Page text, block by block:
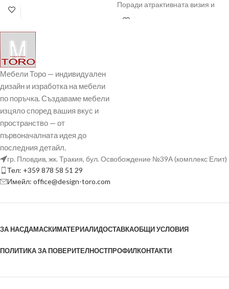
хромирано
Поради атрактивната визия и
Мебели Торо — индивидуален
дизайн и изработка на мебели
по поръчка. Създаваме мебели
изцяло според вашия вкус и
пространство — от
първоначалната идея до
последния детайл.
гр. Пловдив, жк. Тракия, бул. Освобождение №39А (комплекс Елит)
Тел: +359 878 58 51 29
Имейл: office@design-toro.com
ЗА НАСДАМАСКИМАТЕРИАЛИДОСТАВКАОБЩИ УСЛОВИЯ
ПОЛИТИКА ЗА ПОВЕРИТЕЛНОСТПРОФИЛКОНТАКТИ